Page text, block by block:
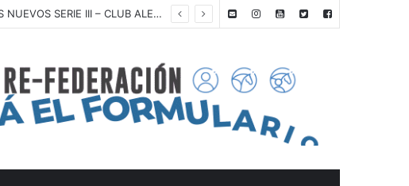
ANTEPROGRAMA: C.I.C.O. “A” – 5° FECHA ZONA C.A.B.A. – 2° FECHA CABALLOS NUEVOS SERIE III – CLUB ALEMÁN DE EQUITACIÓN – 08 Y 09 DE AGOSTO DE 2026